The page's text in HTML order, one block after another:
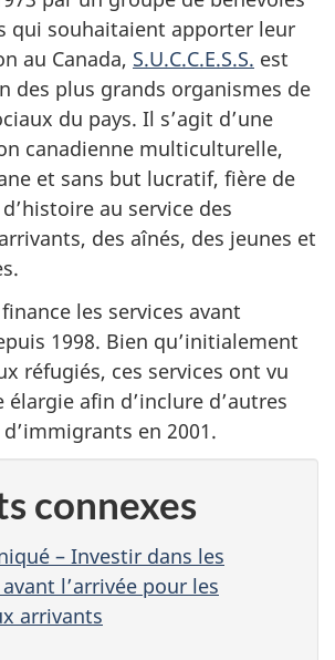
qui souhaitaient apporter leur
au Canada, S.U.C.C.E.S.S. est
des plus grands organismes de
du pays. Il s’agit d’une
canadienne multiculturelle,
et sans but lucratif, fière de
au service des
des aînés, des jeunes et
finance les services avant
1998. Bien qu’initialement
réfugiés, ces services ont vu
élargie afin d’inclure d’autres
en 2001.
connexes
– Investir dans les
l’arrivée pour les
arrivants